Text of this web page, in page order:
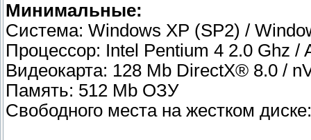
Минимальные:
Система: Windows XP (SP2) /
Процессор: Intel Pentium 4 2.0 Ghz /
Видеокарта: 128 Mb DirectX® 8.0 /
Память: 512 Mb ОЗУ
Свободного места на жестком